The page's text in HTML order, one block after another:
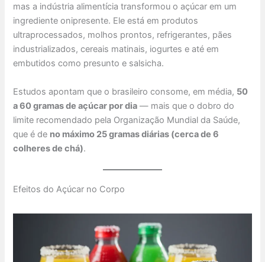
mas a indústria alimentícia transformou o açúcar em um
ingrediente onipresente. Ele está em produtos
ultraprocessados, molhos prontos, refrigerantes, pães
industrializados, cereais matinais, iogurtes e até em
embutidos como presunto e salsicha.
Estudos apontam que o brasileiro consome, em média, 50
a 60 gramas de açúcar por dia — mais que o dobro do
limite recomendado pela Organização Mundial da Saúde,
que é de no máximo 25 gramas diárias (cerca de 6
colheres de chá).
Efeitos do Açúcar no Corpo